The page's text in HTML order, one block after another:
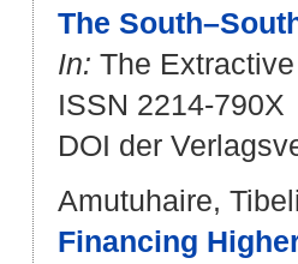
The
In: The
ISSN 2214-790X
DOI der
Amutuhaire,
Financing